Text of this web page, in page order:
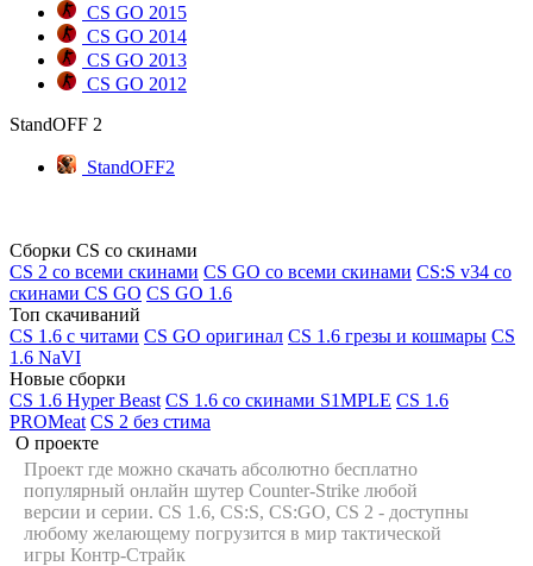
CS GO 2015
CS GO 2014
CS GO 2013
CS GO 2012
StandOFF 2
StandOFF2
Сборки CS со скинами
CS 2 со всеми скинами CS GO со всеми скинами CS:S v34 со
скинами CS GO CS GO 1.6
Топ скачиваний
CS 1.6 с читами CS GO оригинал CS 1.6 грезы и кошмары CS
1.6 NaVI
Новые сборки
CS 1.6 Hyper Beast CS 1.6 со скинами S1MPLE CS 1.6
PROMeat CS 2 без стима
О проекте
Проект где можно скачать абсолютно бесплатно
популярный онлайн шутер Counter-Strike любой
версии и серии. CS 1.6, CS:S, CS:GO, CS 2 - доступны
любому желающему погрузится в мир тактической
игры Контр-Страйк